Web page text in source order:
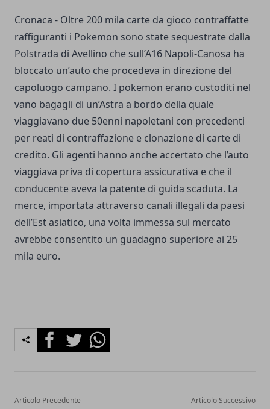
Cronaca - Oltre 200 mila carte da gioco contraffatte
raffiguranti i Pokemon sono state sequestrate dalla
Polstrada di Avellino che sull’A16 Napoli-Canosa ha
bloccato un’auto che procedeva in direzione del
capoluogo campano. I pokemon erano custoditi nel
vano bagagli di un’Astra a bordo della quale
viaggiavano due 50enni napoletani con precedenti
per reati di contraffazione e clonazione di carte di
credito. Gli agenti hanno anche accertato che l’auto
viaggiava priva di copertura assicurativa e che il
conducente aveva la patente di guida scaduta. La
merce, importata attraverso canali illegali da paesi
dell’Est asiatico, una volta immessa sul mercato
avrebbe consentito un guadagno superiore ai 25
mila euro.
FacebookTwitterWhatsapp
Articolo Precedente Articolo Successivo